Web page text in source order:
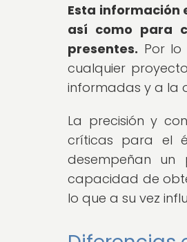
Esta información
así como para
presentes. Por
cualquier
informadas y a la
La precisión y
críticas para el
desempeñan
capacidad de
lo que a su vez